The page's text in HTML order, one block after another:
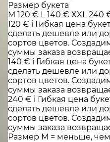
Размер букета
M 120 € L 140 € XXL 240
120 € i Гибкая цена
сделать дешевле или
сортов цветов.
суммы заказа
140 € i Гибкая цена
сделать дешевле или
сортов цветов.
суммы заказа
240 € i Гибкая цена
сделать дешевле или
сортов цветов.
суммы заказа
Размер M = меньше, чем